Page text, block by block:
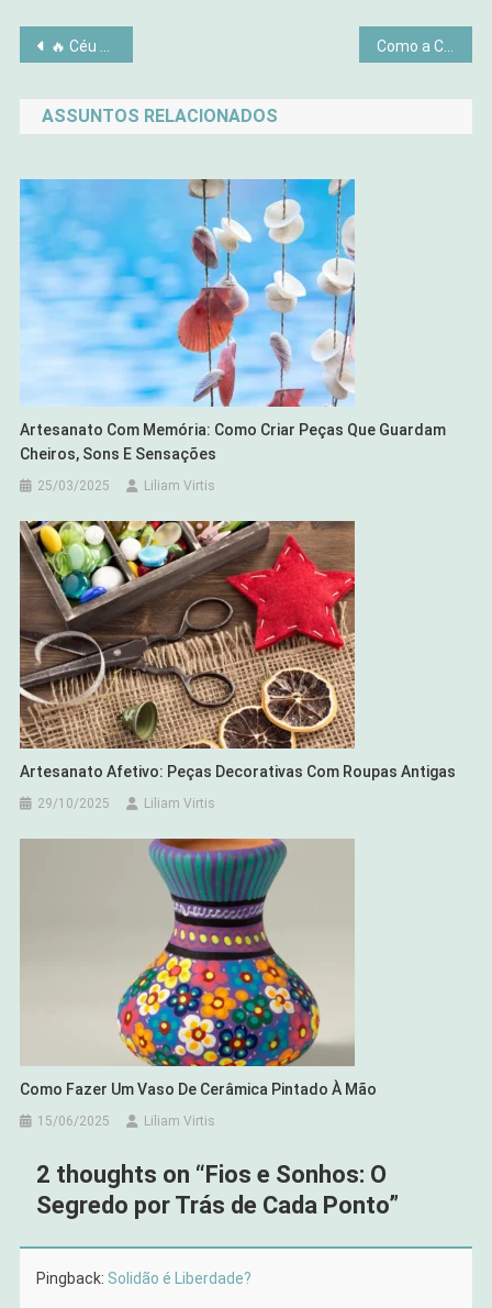
Navegação
de
Post
🔥 Céu de Fogo: Festival das Lanternas na Tailândia (Yi Peng) | Guia 2025 Como a Coragem Expande Sua Vida
ASSUNTOS RELACIONADOS
Artesanato Com Memória: Como Criar Peças Que Guardam
Cheiros, Sons E Sensações
25/03/2025 Liliam Virtis
Artesanato Afetivo: Peças Decorativas Com Roupas Antigas
29/10/2025 Liliam Virtis
Como Fazer Um Vaso De Cerâmica Pintado À Mão
15/06/2025 Liliam Virtis
2 thoughts on “ Fios e Sonhos: O
Segredo por Trás de Cada Ponto”
Pingback: Solidão é Liberdade?